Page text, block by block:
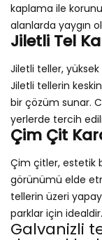
kaplama ile
alanlarda yaygın
Jiletli Tel
Jiletli teller, yüksek
Jiletli tellerin
bir çözüm sunar.
yerlerde tercih
Çim Çit
Çim çitler, estetik
görünümü elde
tellerin üzeri
parklar için idealdir.
Galvanizli